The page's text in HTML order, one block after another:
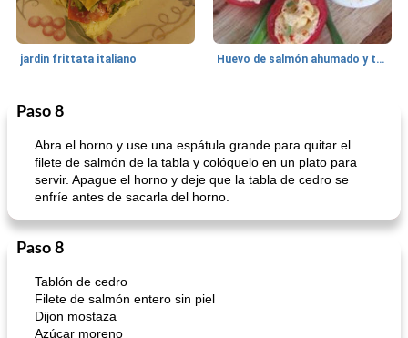
jardin frittata italiano Huevo de salmón ahumado y tomates rellenos.
Bebidas
Paso 8
Abra el horno y use una espátula grande para quitar el
filete de salmón de la tabla y colóquelo en un plato para
servir. Apague el horno y deje que la tabla de cedro se
enfríe antes de sacarla del horno.
Paso 8
Tablón de cedro
Filete de salmón entero sin piel
Dijon mostaza
Azúcar moreno